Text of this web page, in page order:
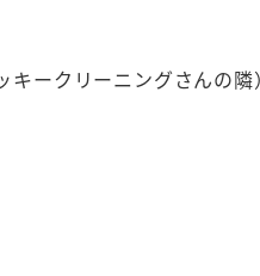
ークリーニングさんの隣）